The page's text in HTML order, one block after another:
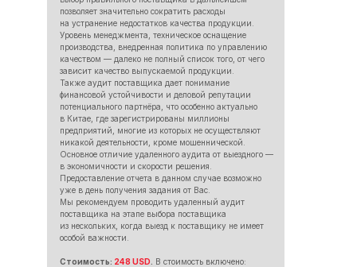
позволяет значительно сократить расходы
на устранение недостатков качества продукции.
Уровень менеджмента, техническое оснащение
производства, внедренная политика по управлению
качеством — далеко не полный список того, от чего
зависит качество выпускаемой продукции.
Также аудит поставщика дает понимание
финансовой устойчивости и деловой репутации
потенциального партнёра, что особенно актуально
в Китае, где зарегистрированы миллионы
предприятий, многие из которых не осуществляют
никакой деятельности, кроме мошеннической.
Основное отличие удаленного аудита от выездного —
в экономичности и скорости решения.
Предоставление отчета в данном случае возможно
уже в день получения задания от Вас.
Мы рекомендуем проводить удаленный аудит
поставщика на этапе выбора поставщика
из нескольких, когда выезд к поставщику не имеет
особой важности.
Стоимость: 248 USD
В стоимость включено: